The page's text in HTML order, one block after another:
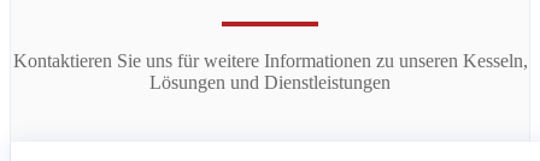
Kontaktieren Sie uns für weitere Informationen zu unseren Kesseln,
Lösungen und Dienstleistungen